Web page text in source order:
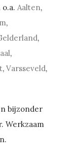
Aalten,
,
,
,
,Varsseveld,
bijzonder
Werkzaam